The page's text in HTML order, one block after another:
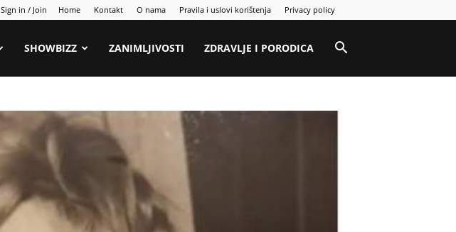
Sign in / Join Home Kontakt O nama Pravila i uslovi korištenja Privacy policy
SHOWBIZZ ZANIMLJIVOSTI ZDRAVLJE I PORODICA